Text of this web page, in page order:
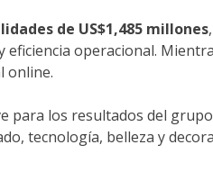
de US$1,485 millones
operacional.
online.
para los resultados del
tecnología, belleza y